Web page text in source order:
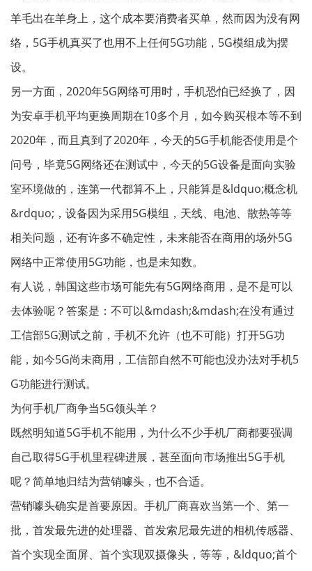
羊毛出在羊身上，这个成本要消费者买单，然而因为没有网
络，5G手机真买了也用不上任何5G功能，5G模组成为摆
设。
另一方面，2020年5G网络可用时，手机恐怕已经换了，因
为安卓手机平均更换周期在10多个月，如今购买根本等不到
2020年，而且真到了2020年，今天的5G手机能否使用是个
问号，毕竟5G网络还在测试中，今天的5G设备是面向实验
室环境做的，连第一代都算不上，只能算是&ldquo;概念机
&rdquo;，设备因为采用5G模组，天线、电池、散热等等
相关问题，还有许多不确定性，未来能否在商用的场外5G
网络中正常使用5G功能，也是未知数。
有人说，韩国这些市场可能先有5G网络商用，是不是可以
去体验呢？答案是：不可以&mdash;&mdash;在没有通过
工信部5G测试之前，手机不允许（也不可能）打开5G功
能，如今5G尚未商用，工信部自然不可能也没办法对手机5
G功能进行测试。
为何手机厂商争当5G领头羊？
既然明知道5G手机不能用，为什么不少手机厂商都要强调
自己取得5G手机里程碑进展，甚至面向市场推出5G手机
呢？简单地归结为营销噱头，也不合适。
营销噱头确实是首要原因。手机厂商喜欢当第一个、第一
批，首发最先进的处理器、首发索尼最先进的相机传感器、
首个实现全面屏、首个实现双摄像头，等等，&ldquo;首个